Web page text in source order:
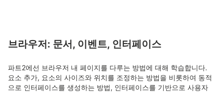
브라우저: 문서, 이벤트, 인터페이스
파트2에선 브라우저 내 페이지를 다루는 방법에 대해 학습합니다.
요소 추가, 요소의 사이즈와 위치를 조정하는 방법을 비롯하여 동적
으로 인터페이스를 생성하는 방법, 인터페이스를 기반으로 사용자